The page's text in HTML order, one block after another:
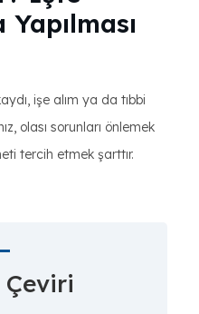
işe alım ya da tıbbi
olası sorunları önlemek
tercih etmek şarttır.
Çeviri